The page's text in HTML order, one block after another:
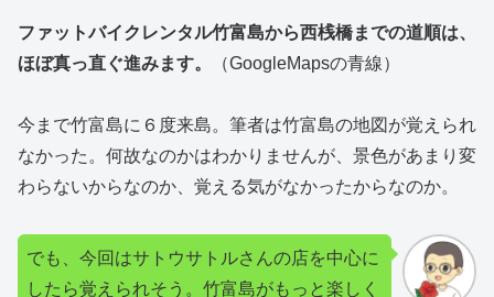
ファットバイクレンタル竹富島から西桟橋までの道順は、
ほぼ真っ直ぐ進みます。
（GoogleMapsの青線）
今まで竹富島に６度来島。筆者は竹富島の地図が覚えられ
なかった。何故なのかはわかりませんが、景色があまり変
わらないからなのか、覚える気がなかったからなのか。
でも、今回はサトウサトルさんの店を中心に
したら覚えられそう。竹富島がもっと楽しく